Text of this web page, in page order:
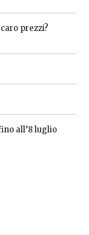
prezzi?
all’8 luglio